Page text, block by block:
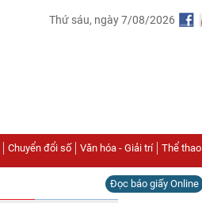
Thứ sáu, ngày 7/08/2026
Chuyển đổi số Văn hóa - Giải trí Thể thao
Đọc báo giấy Online